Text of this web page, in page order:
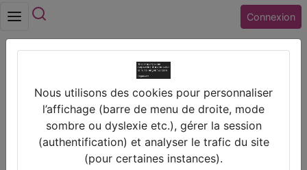
Connexion
Problème 1 (âges) 1er degré - Lycée Pro -
Prendre des notes
Nous utilisons des cookies pour personnaliser
l’affichage (barre de menu de droite, mode
sombre ou dyslexie etc.), gérer la session
(authentification) et analyser le trafic du site
(pour certaines instances).